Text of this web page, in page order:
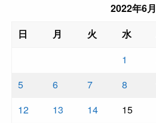
2022年6月
日
月 火 水
1
5
6 7 8
12
13 14 15